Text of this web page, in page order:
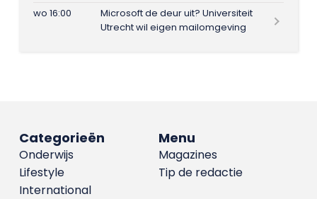
wo 16:00
Microsoft de deur uit? Universiteit
Utrecht wil eigen mailomgeving
Menu
Magazines
Tip de redactie
Categorieën
Onderwijs
Lifestyle
International